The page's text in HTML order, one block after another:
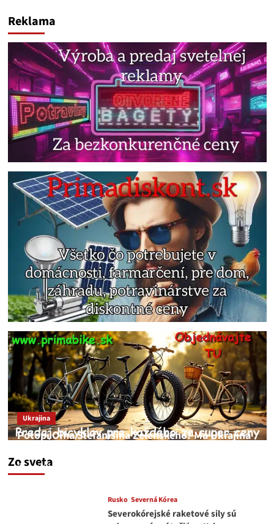
Reklama
Zo sveta
Ukrajina
Potopí Oľha Stefanišina Zelenského? Má Ukrajina
JNS
Rusko Severná Kórea
Severokórejské raketové sily sú